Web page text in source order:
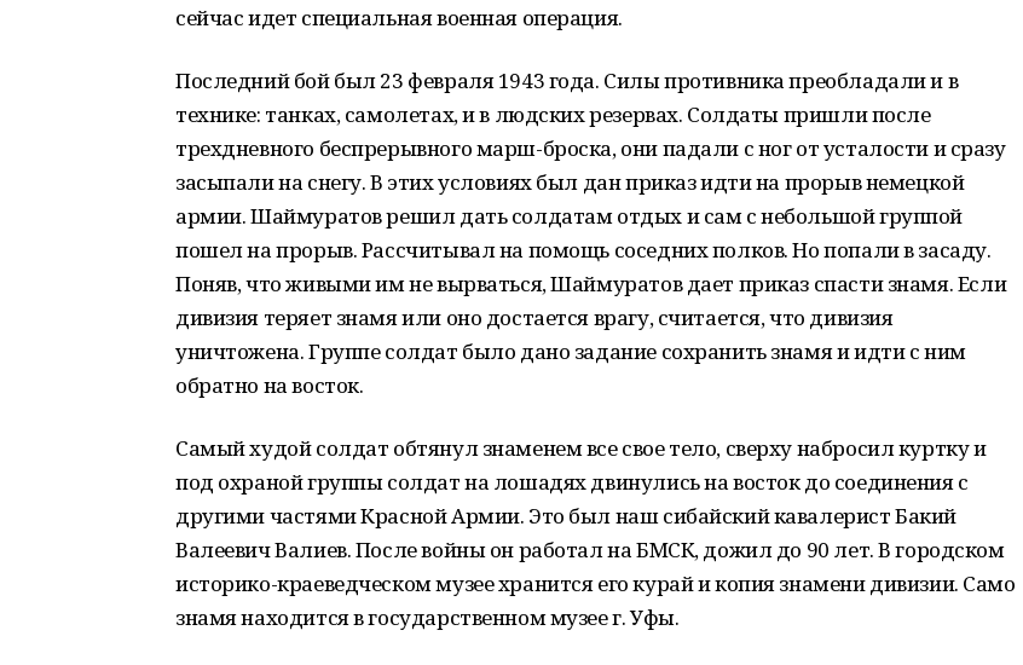
сейчас идет специальная военная операция.
Последний бой был 23 февраля 1943 года. Силы противника преобладали и в
технике: танках, самолетах, и в людских резервах. Солдаты пришли после
трехдневного беспрерывного марш-броска, они падали с ног от усталости и сразу
засыпали на снегу. В этих условиях был дан приказ идти на прорыв немецкой
армии. Шаймуратов решил дать солдатам отдых и сам с небольшой группой
пошел на прорыв. Рассчитывал на помощь соседних полков. Но попали в засаду.
Поняв, что живыми им не вырваться, Шаймуратов дает приказ спасти знамя. Если
дивизия теряет знамя или оно достается врагу, считается, что дивизия
уничтожена. Группе солдат было дано задание сохранить знамя и идти с ним
обратно на восток.
Самый худой солдат обтянул знаменем все свое тело, сверху набросил куртку и
под охраной группы солдат на лошадях двинулись на восток до соединения с
другими частями Красной Армии. Это был наш сибайский кавалерист Бакий
Валеевич Валиев. После войны он работал на БМСК, дожил до 90 лет. В городском
историко-краеведческом музее хранится его курай и копия знамени дивизии. Само
знамя находится в государственном музее г. Уфы.